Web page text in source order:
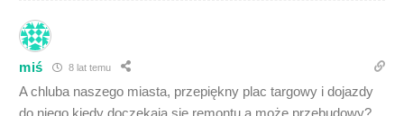
miś 8 lat temu
A chluba naszego miasta, przepiękny plac targowy i dojazdy
do niego kiedy doczekają się remontu,a może przebudowy?